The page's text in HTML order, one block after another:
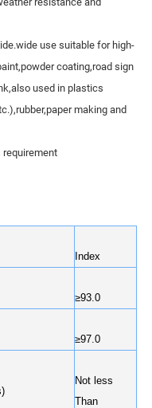
use suitable for high-
coating,road sign
used in plastics
making and
requirement
Index
≥93.0
≥97.0
Not less
Than